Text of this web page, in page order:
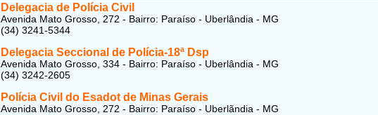
Delegacia de Polícia Civil
Avenida Mato Grosso, 272 - Bairro: Paraíso - Uberlândia - MG
(34) 3241-5344
Delegacia Seccional de Polícia-18ª Dsp
Avenida Mato Grosso, 334 - Bairro: Paraíso - Uberlândia - MG
(34) 3242-2605
Polícia Civil do Esadot de Minas Gerais
Avenida Mato Grosso, 272 - Bairro: Paraíso - Uberlãndia - MG